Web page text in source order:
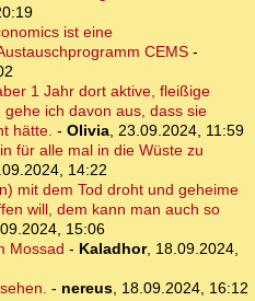
ist eine
CEMS -
1 Jahr dort aktive, fleißige
ich davon aus, dass sie
hätte. - Olivia, 23.09.2024, 11:59
für alle mal in die Wüste zu
14:22
mit dem Tod droht und geheime
will, dem kann man auch so
15:06
Mossad - Kaladhor, 18.09.2024,
- nereus, 18.09.2024, 16:12